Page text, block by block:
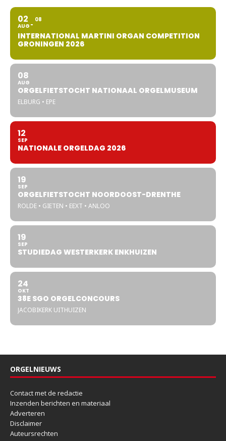
02
AUG
08
INTERNATIONAL MARTINI ORGAN COMPETITION
GRONINGEN 2026
08
AUG
ORGELFIETSTOCHT NATIONAAL ORGELMUSEUM
ELBURG • EPE
12
SEP
NATIONALE ORGELDAG 2026
19
SEP
ORGELFIETSTOCHT NOORDOOST-DRENTHE
ROLDE • GIETEN • EEXT • ANLOO
19
SEP
STUDIEDAG WESTERKERK ENKHUIZEN
24
OKT
38E SGO ORGELCONCOURS
JACOBIKERK UITHUIZEN
ORGELNIEUWS
Contact met de redactie
Inzenden berichten en materiaal
Adverteren
Disclaimer
Auteursrechten